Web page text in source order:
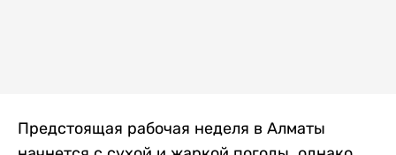
Предстоящая рабочая неделя в Алматы